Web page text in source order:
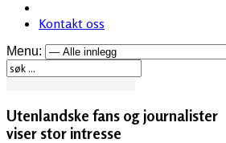
Kontakt oss
Menu:
Utenlandske fans og journalister
viser stor intresse